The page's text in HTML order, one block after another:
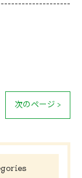
次のページ >